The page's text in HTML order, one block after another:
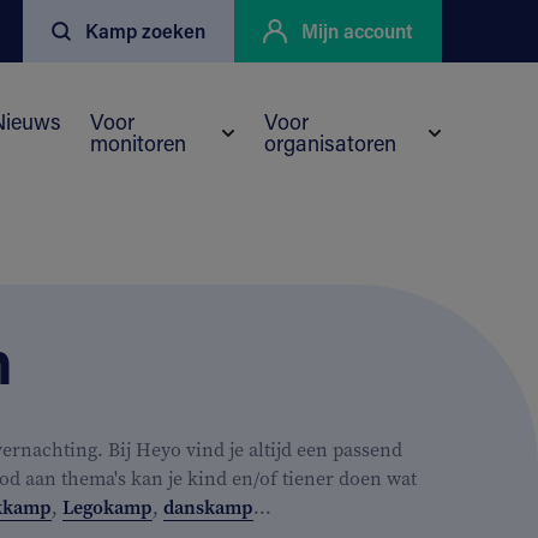
Kamp zoeken Mijn account
voor Kortingen
Voor
monitoren
Submenu voor Voor monitoren
Voor
organisatoren
Bij Heyo vind je altijd een passend
aan thema's kan je kind en/of tiener doen wat
, Legokamp, danskamp...